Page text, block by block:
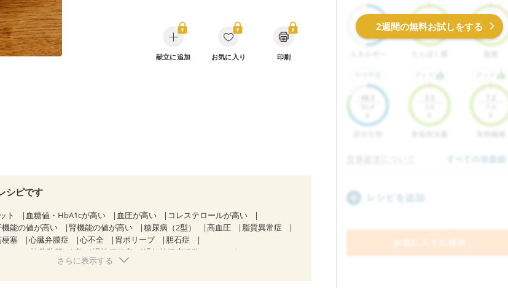
献立に追加 お気に入り 印刷
シピです
ト 血糖値・HbA1cが高い 血圧が高い
コレステロールが高い
機能の値が高い 腎機能の値が高い 糖尿病（2型） 高血圧
脂質異常症
塞 心臓弁膜症 心不全 胃ポリープ
胆石症
コール性脂肪肝 痔 慢性便秘症
過敏性腸症候群（IBS）
糖尿病性腎症（第２期）
さらに表示する
2週間の無料お試しをする